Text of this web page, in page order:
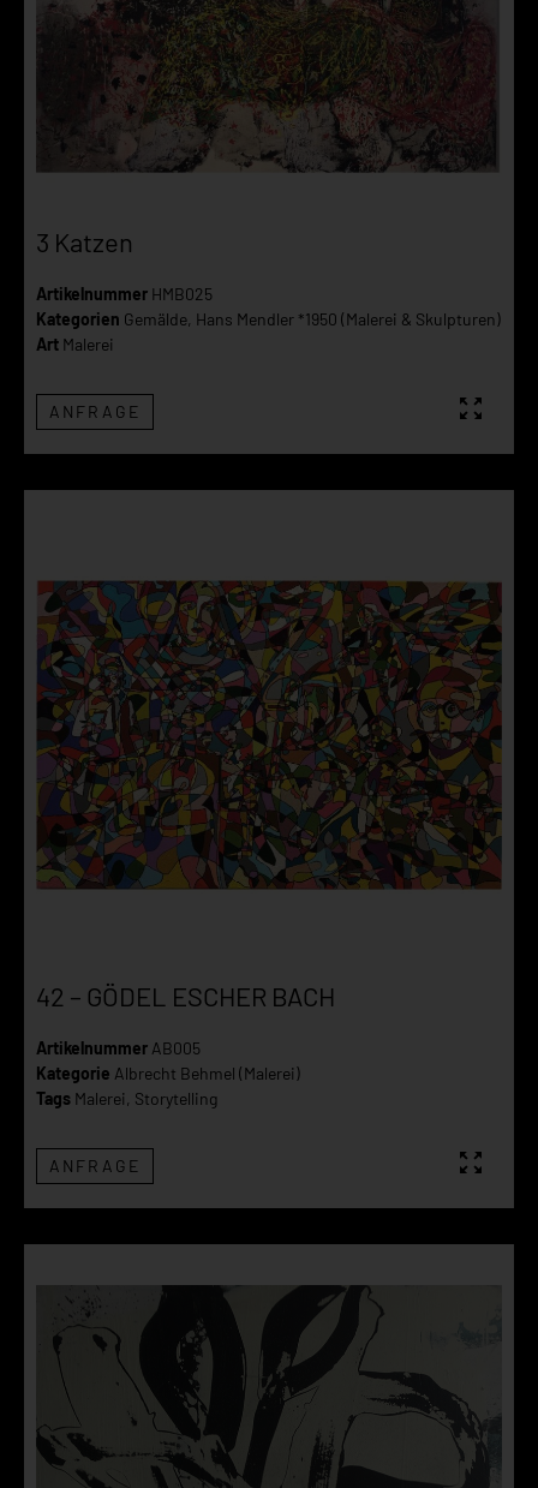
3 Katzen
Artikelnummer HMB025
Kategorien Gemälde, Hans Mendler *1950 (Malerei & Skulpturen)
Art Malerei
ANFRAGE
42 – GÖDEL ESCHER BACH
Artikelnummer AB005
Kategorie Albrecht Behmel (Malerei)
Tags Malerei, Storytelling
ANFRAGE